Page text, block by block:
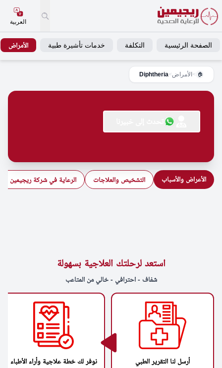
العربية
الصفحة الرئيسية التكلفة خدمات تأشيرة طبية الأمراض
🏠
> الأمراض>
Diphtheria
الأعراض والأسباب التشخيص والعلاجات الرعاية في شركة ريجيمين
استعد لرحلتك العلاجية بسهولة
شفاف - احترافي - خالي من المتاعب
أرسل لنا التقرير الطبي نوفر لك خطة علاجية وأراء الأطباء